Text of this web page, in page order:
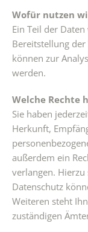
Wofür nutzen
Ein Teil der
Bereitstellung
können zur
werden.
Welche Rechte
Sie haben
Herkunft,
außerdem ein
verlangen.
Datenschutz
Weiteren steht
zuständigen